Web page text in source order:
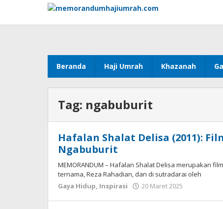
konten
Beranda Haji Umrah Khazanah
Tag: ngabuburit
Hafalan Shalat Delisa (2011):
Ngabuburit
MEMORANDUM – Hafalan Shalat Delisa merupakan
ternama, Reza Rahadian, dan di sutradarai oleh
Gaya Hidup, Inspirasi 20 Maret 2025